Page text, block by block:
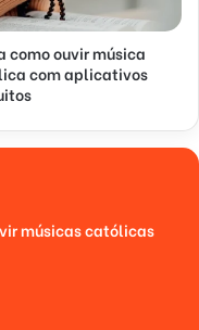
como ouvir música
com aplicativos
músicas católicas